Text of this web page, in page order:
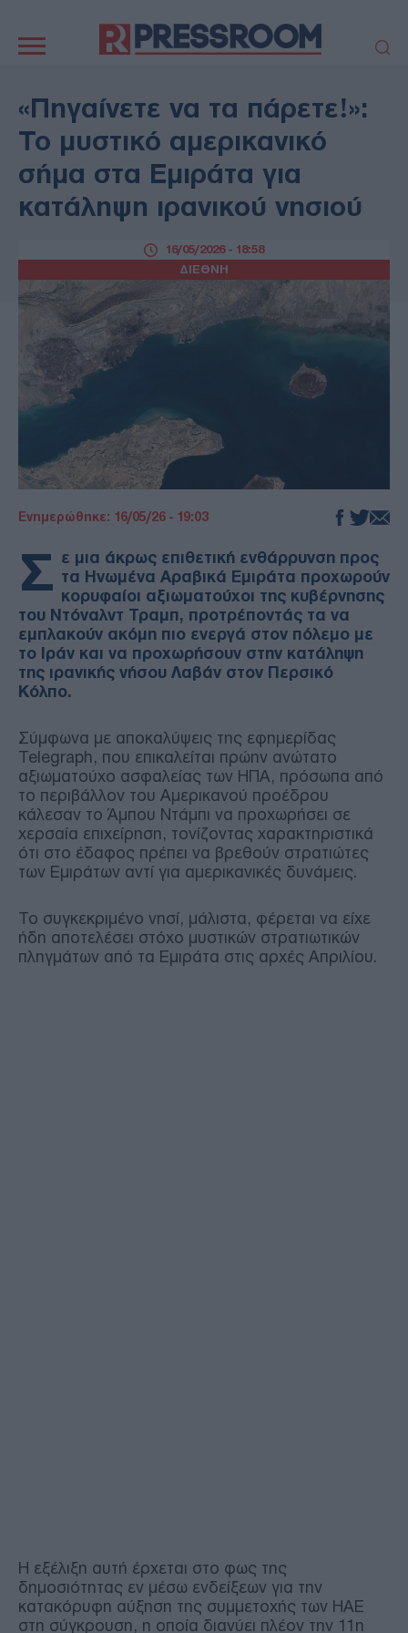
πλοήγηση
ΠΟΛΙΤΙΚΗ
ΤΟΥΡΚΙΑ
ΟΙΚΟΝΟΜΙΑ
ΕΚΚΛΗΣΙΑ
ΑΜΥΝΑ
ΔΙΕΘΝΗ
ΚΥΠΡΟΣ
MEDIA
LIFESTYLE
AUTO - MOTO
ΓΑΣΤΡΟΝΟΜΙΑ
ΥΓΕΙΑ
ΤΕΧΝΟΛΟΓΙΑ
ΠΑΡΑΞΕΝΑ
ΖΩΔΙΑ
ΑΡΘΡΟΓΡΑΦΙΑ
«Πηγαίνετε να τα πάρετε!»:
Το μυστικό αμερικανικό
σήμα στα Εμιράτα για
κατάληψη ιρανικού νησιού
ΔΙΕΘΝΗ
16/05/2026 - 18:58
Ενημερώθηκε: 16/05/26 - 19:03
Σ ε μια άκρως επιθετική ενθάρρυνση προς
τα Ηνωμένα Αραβικά Εμιράτα προχωρούν
κορυφαίοι αξιωματούχοι της κυβέρνησης
του Ντόναλντ Τραμπ, προτρέποντάς τα να
εμπλακούν ακόμη πιο ενεργά στον πόλεμο με
το Ιράν και να προχωρήσουν στην κατάληψη
της ιρανικής νήσου Λαβάν στον Περσικό
Κόλπο.
Σύμφωνα με αποκαλύψεις της εφημερίδας
Telegraph, που επικαλείται πρώην ανώτατο
αξιωματούχο ασφαλείας των ΗΠΑ, πρόσωπα από
το περιβάλλον του Αμερικανού προέδρου
κάλεσαν το Άμπου Ντάμπι να προχωρήσει σε
χερσαία επιχείρηση, τονίζοντας χαρακτηριστικά
ότι στο έδαφος πρέπει να βρεθούν στρατιώτες
των Εμιράτων αντί για αμερικανικές δυνάμεις.
Το συγκεκριμένο νησί, μάλιστα, φέρεται να είχε
ήδη αποτελέσει στόχο μυστικών στρατιωτικών
πληγμάτων από τα Εμιράτα στις αρχές Απριλίου.
Η εξέλιξη αυτή έρχεται στο φως της
δημοσιότητας εν μέσω ενδείξεων για την
κατακόρυφη αύξηση της συμμετοχής των ΗΑΕ
στη σύγκρουση, η οποία διανύει πλέον την 11η